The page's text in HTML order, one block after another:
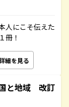
人にこそ伝えた
冊！
細を見る
と地域 改訂